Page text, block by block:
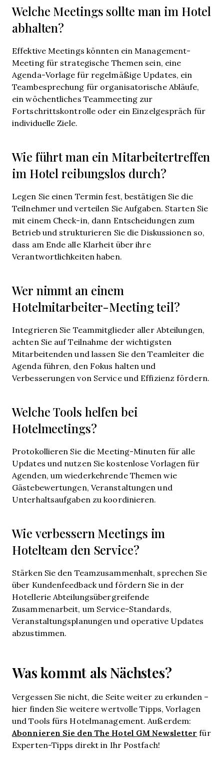
Welche Meetings sollte man im Hotel
abhalten?
Effektive Meetings könnten ein Management-
Meeting für strategische Themen sein, eine
Agenda-Vorlage für regelmäßige Updates, ein
Teambesprechung für organisatorische Abläufe,
ein wöchentliches Teammeeting zur
Fortschrittskontrolle oder ein Einzelgespräch für
individuelle Ziele.
Wie führt man ein Mitarbeitertreffen
im Hotel reibungslos durch?
Legen Sie einen Termin fest, bestätigen Sie die
Teilnehmer und verteilen Sie Aufgaben. Starten Sie
mit einem Check-in, dann Entscheidungen zum
Betrieb und strukturieren Sie die Diskussionen so,
dass am Ende alle Klarheit über ihre
Verantwortlichkeiten haben.
Wer nimmt an einem
Hotelmitarbeiter-Meeting teil?
Integrieren Sie Teammitglieder aller Abteilungen,
achten Sie auf Teilnahme der wichtigsten
Mitarbeitenden und lassen Sie den Teamleiter die
Agenda führen, den Fokus halten und
Verbesserungen von Service und Effizienz fördern.
Welche Tools helfen bei
Hotelmeetings?
Protokollieren Sie die Meeting-Minuten für alle
Updates und nutzen Sie kostenlose Vorlagen für
Agenden, um wiederkehrende Themen wie
Gästebewertungen, Veranstaltungen und
Unterhaltsaufgaben zu koordinieren.
Wie verbessern Meetings im
Hotelteam den Service?
Stärken Sie den Teamzusammenhalt, sprechen Sie
über Kundenfeedback und fördern Sie in der
Hotellerie Abteilungsübergreifende
Zusammenarbeit, um Service-Standards,
Veranstaltungsplanungen und operative Updates
abzustimmen.
Was kommt als Nächstes?
Vergessen Sie nicht, die Seite weiter zu erkunden –
hier finden Sie weitere wertvolle Tipps, Vorlagen
und Tools fürs Hotelmanagement. Außerdem:
Abonnieren Sie den The Hotel GM Newsletter für
Experten-Tipps direkt in Ihr Postfach!